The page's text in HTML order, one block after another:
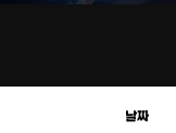
날짜